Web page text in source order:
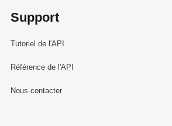
Support
Tutoriel de l'API
Référence de l'API
Nous contacter